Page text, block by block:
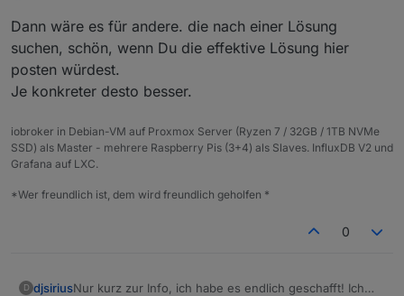
Dann wäre es für andere. die nach einer Lösung
suchen, schön, wenn Du die effektive Lösung hier
posten würdest.
Je konkreter desto besser.
iobroker in Debian-VM auf Proxmox Server (Ryzen 7 / 32GB / 1TB NVMe
SSD) als Master - mehrere Raspberry Pis (3+4) als Slaves. InfluxDB V2 und
Grafana auf LXC.
*Wer freundlich ist, dem wird freundlich geholfen *
0
D djsiriusNur kurz zur Info, ich habe es endlich geschafft! Ich